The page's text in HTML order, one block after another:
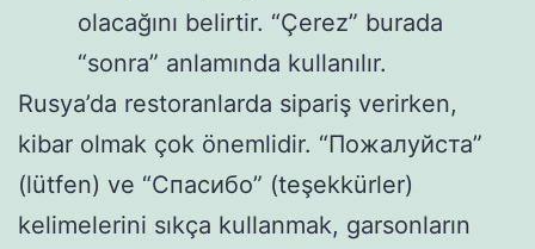
olacağını belirtir. “Çerez” burada
“sonra” anlamında kullanılır.
Rusya’da restoranlarda sipariş verirken,
kibar olmak çok önemlidir. “Пожалуйста”
(lütfen) ve “Спасибо” (teşekkürler)
kelimelerini sıkça kullanmak, garsonların